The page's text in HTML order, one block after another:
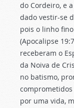
do Cordeiro, e
dado vestir-se
pois o linho
(Apocalipse
receberam o
da Noiva de
no batismo,
por uma vida,